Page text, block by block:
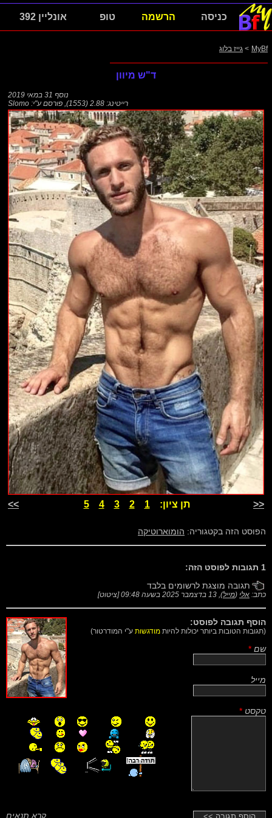
כניסה הרשמה טופ אונליין 392
MyBf
> גייז בלוג
ד"ש מיוון
נוסף 31 במאי 2019
רייטינג: 2.88 (1553)
, פורסם ע"י: Slomo
<< תן ציון:1
2
3
4
5
>>
הפוסט הזה בקטגוריה: הומוארוטיקה
1 תגובות לפוסט הזה:
תגובה מוצגת לרשומים בלבד
כתב: אלי (מייל), 13 בדצמבר 2025 בשעה 09:48 [ציטוט]
הוסף תגובה לפוסט:
(תגובות הטובות ביותר יכולות להיות מודגשות ע"י המודרטור)
שם *
מייל
טקסט *
קרא תנאים